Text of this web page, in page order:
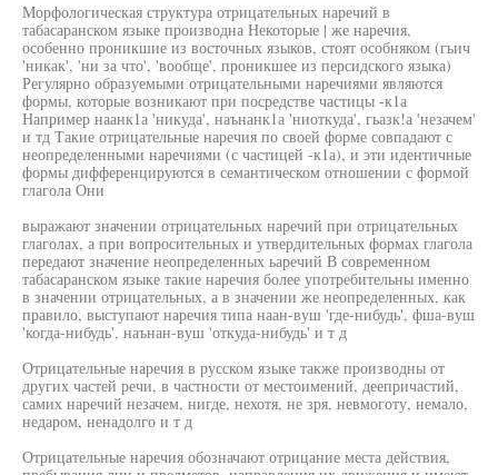
Морфологическая структура отрицательных наречий в
табасаранском языке производна Некоторые | же наречия,
особенно проникшие из восточных языков, стоят особняком (гьич
'никак', 'ни за что', 'вообще', проникшее из персидского языка)
Регулярно образуемыми отрицательными наречиями являются
формы, которые возникают при посредстве частицы -к1а
Например наанк1а 'никуда', наънанк1а 'ниоткуда', гьазк!а 'незачем'
и тд Такие отрицательные наречия по своей форме совпадают с
неопределенными наречиями (с частицей -к1а), и эти идентичные
формы дифференцируются в семантическом отношении с формой
глагола Они
выражают значении отрицательных наречий при отрицательных
глаголах, а при вопросительных и утвердительных формах глагола
передают значение неопределенных ьаречий В современном
табасаранском языке такие наречия более употребительны именно
в значении отрицательных, а в значении же неопределенных, как
правило, выступают наречия типа наан-вуш 'где-нибудь', фша-вуш
'когда-нибудь', наънан-вуш 'откуда-нибудь' и т д
Отрицательные наречия в русском языке также производны от
других частей речи, в частности от местоимений, деепричастий,
самих наречий незачем, нигде, нехотя, не зря, невмоготу, немало,
недаром, ненадолго и т д
Отрицательные наречия обозначают отрицание места действия,